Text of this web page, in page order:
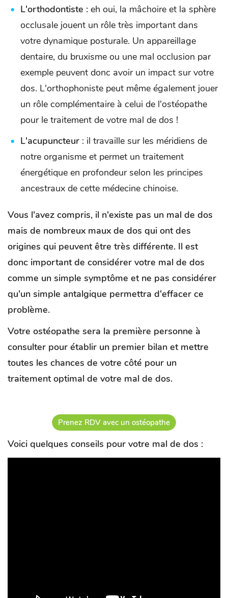
L'orthodontiste : eh oui, la mâchoire et la sphère
occlusale jouent un rôle très important dans
votre dynamique posturale. Un appareillage
dentaire, du bruxisme ou une mal occlusion par
exemple peuvent donc avoir un impact sur votre
dos. L'orthophoniste peut même également jouer
un rôle complémentaire à celui de l'ostéopathe
pour le traitement de votre mal de dos !
L'acupuncteur : il travaille sur les méridiens de
notre organisme et permet un traitement
énergétique en profondeur selon les principes
ancestraux de cette médecine chinoise.
Vous l'avez compris, il n'existe pas un mal de dos
mais de nombreux maux de dos qui ont des
origines qui peuvent être très différente. Il est
donc important de considérer votre mal de dos
comme un simple symptôme et ne pas considérer
qu'un simple antalgique permettra d'effacer ce
problème.
Votre ostéopathe sera la première personne à
consulter pour établir un premier bilan et mettre
toutes les chances de votre côté pour un
traitement optimal de votre mal de dos.
Prenez RDV avec un ostéopathe
Voici quelques conseils pour votre mal de dos :